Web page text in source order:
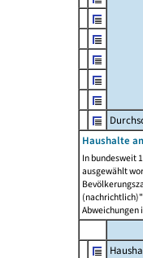
Haushalte
In bundesweit
ausgewählt
Abweichungen